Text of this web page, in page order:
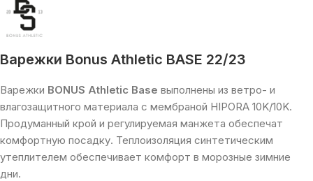
Варежки Bonus Athletic BASE 22/23
Варежки BONUS Athletic Base выполнены из ветро- и
влагозащитного материала с мембраной HIPORA 10K/10K.
Продуманный крой и регулируемая манжета обеспечат
комфортную посадку. Теплоизоляция синтетическим
утеплителем обеспечивает комфорт в морозные зимние
дни.